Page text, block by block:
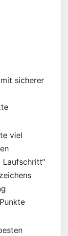
sicherer
viel
Laufschritt“